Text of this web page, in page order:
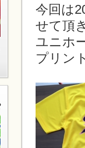
今回は
せて頂
ユニホ
プリン